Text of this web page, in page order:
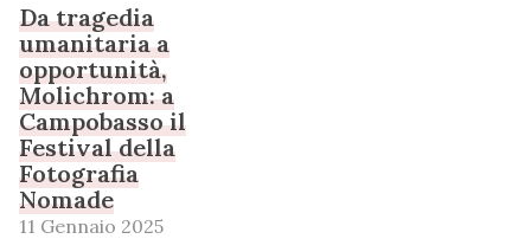
Da tragedia
umanitaria a
opportunità,
Molichrom: a
Campobasso il
Festival della
Fotografia
Nomade
11 Gennaio 2025